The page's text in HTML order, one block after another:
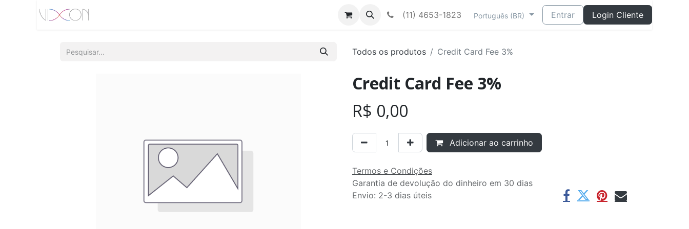
(11) 4653-1823 Português (BR) Entrar Login Cliente
Todos os produtos Credit Card Fee 3%
Credit Card Fee 3%
R$ 0,00
Adicionar ao carrinho
Termos e Condições
Garantia de devolução do dinheiro em 30 dias
Envio: 2-3 dias úteis